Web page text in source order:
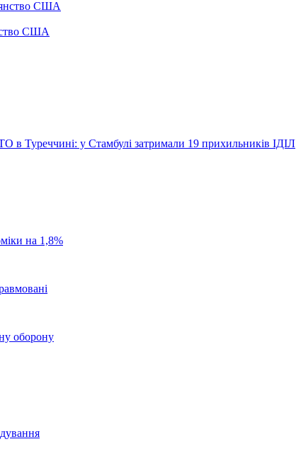
США
в Туреччині: у Стамбулі затримали 19 прихильників ІДІЛ
на 1,8%
оборону